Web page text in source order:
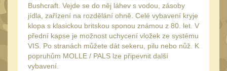
Na přežití 26
Ostatní 44
MONTÁŽE PRO OPTIKU
Bushcraft. Vejde se do něj láhev s vodou, zásoby
jídla, zařízení na rozdělání ohně. Celé vybavení kryje
klopa s klasickou britskou sponou známou z 80. let. V
přední kapse je možnost uchycení vložek ze systému
VIS. Po stranách můžete dát sekeru, pilu nebo nůž. K
popruhům MOLLE / PALS lze připevnit další
vybavení.